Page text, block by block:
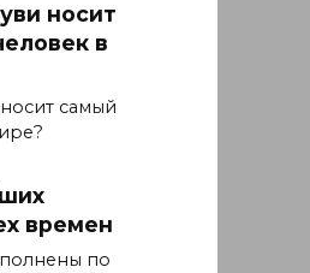
носит
в
самый
времен
по